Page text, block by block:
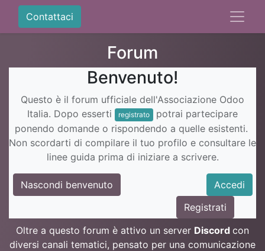
Contattaci
Forum
Benvenuto!
Questo è il forum ufficiale dell'Associazione Odoo
Italia. Dopo esserti
registrato
potrai partecipare
ponendo domande o rispondendo a quelle esistenti.
Non scordarti di compilare il tuo profilo e consultare le
linee guida prima di iniziare a scrivere.
Nascondi benvenuto
Accedi
Registrati
Oltre a questo forum è attivo un server Discord con
diversi canali tematici, pensato per una comunicazione